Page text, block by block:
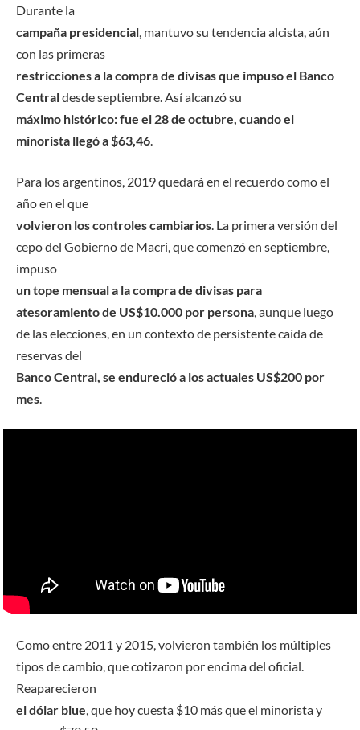
Durante la
campaña presidencial, mantuvo su tendencia alcista, aún
con las primeras
restricciones a la compra de divisas que impuso el Banco
Centraldesde septiembre. Así alcanzó su
máximo histórico: fue el 28 de octubre, cuando el
minorista llegó a $63,46.
Para los argentinos, 2019 quedará en el recuerdo como el
año en el que
volvieron los controles cambiarios. La primera versión del
cepo del Gobierno de Macri, que comenzó en septiembre,
impuso
un tope mensual a la compra de divisas para
atesoramiento de US$10.000 por persona, aunque luego
de las elecciones, en un contexto de persistente caída de
reservas del
Banco Central, se endureció a los actuales US$200 por
mes.
Como entre 2011 y 2015, volvieron también los múltiples
tipos de cambio, que cotizaron por encima del oficial.
Reaparecieron
el dólar blue, que hoy cuesta $10 más que el minorista y